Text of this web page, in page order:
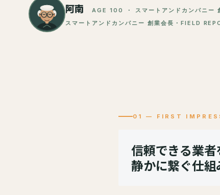
阿南
AGE 100 ・ スマートアンドカンパニー
スマートアンドカンパニー 創業会長・FIELD
01 — FIRST
信頼できる業者
静かに繋ぐ仕組